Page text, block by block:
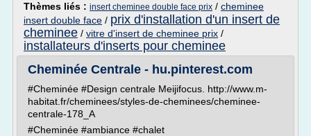
Thèmes liés : insert cheminee double face prix / cheminee
insert double face / prix d'installation d'un insert de
cheminee / vitre d'insert de cheminee prix /
installateurs d'inserts pour cheminee
Cheminée Centrale - hu.pinterest.com
#Cheminée #Design centrale Meijifocus. http://www.m-
habitat.fr/cheminees/styles-de-cheminees/cheminee-
centrale-178_A
#Cheminée #ambiance #chalet